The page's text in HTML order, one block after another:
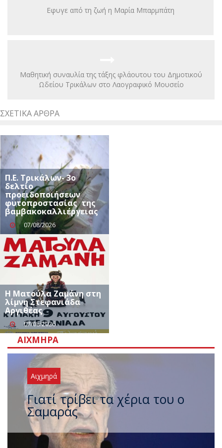
Eφυγε από τη ζωή η Μαρία Μπαρμπάτη
Μαθητική συναυλία της τάξης φλάουτου του Δημοτικού
Ωδείου Τρικάλων στο Λαογραφικό Μουσείο
ΣΧΕΤΙΚΆ ΆΡΘΡΑ
Π.Ε. Τρικάλων- 3ο
δελτίο
προειδοποιήσεων
φυτοπροστασίας της
βαμβακοκαλλιέργειας
07/08/2026
Η Ματούλα Ζαμάνη στη
λίμνη Στεφανιάδα
Αργιθέας
07/08/2026
ΑΙΧΜΗΡΆ
Αιχμηρά
Ξαναχτύπησαν